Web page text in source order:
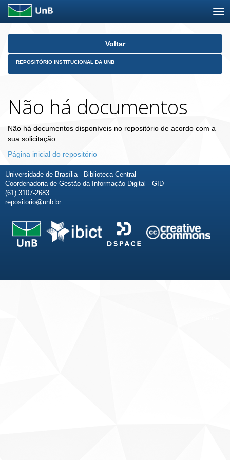
Skip
Voltar
REPOSITÓRIO INSTITUCIONAL DA UNB
Não há documentos
Não há documentos disponíveis no repositório de acordo com a
sua solicitação.
Página inicial do repositório
Universidade de Brasília - Biblioteca Central
Coordenadoria de Gestão da Informação Digital - GID
(61) 3107-2683
repositorio@unb.br